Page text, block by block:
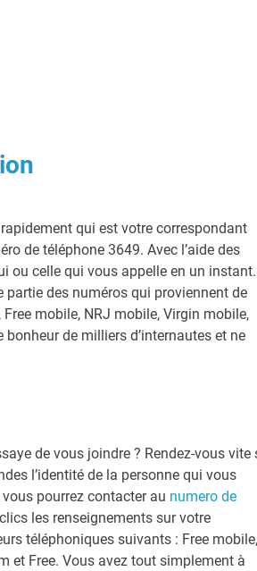
qui est votre correspondant
de téléphone 3649. Avec l’aide des
ou celle qui vous appelle en un instant.
partie des numéros qui proviennent de
mobile, NRJ mobile, Virgin mobile,
de milliers d’internautes et ne
de vous joindre ? Rendez-vous vite
l’identité de la personne qui vous
pourrez contacter au numero de
les renseignements sur votre
téléphoniques suivants : Free mobile,
et Free. Vous avez tout simplement à